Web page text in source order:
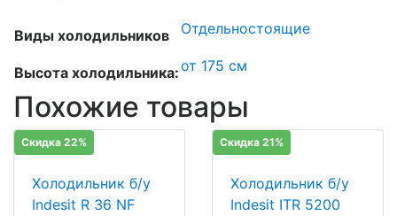
Виды холодильников Отдельностоящие
Высота холодильника:от 175 см
Похожие товары
Скидка 22%
Холодильник б/у
Indesit R 36 NF
Скидка 21%
Холодильник б/у
Indesit ITR 5200